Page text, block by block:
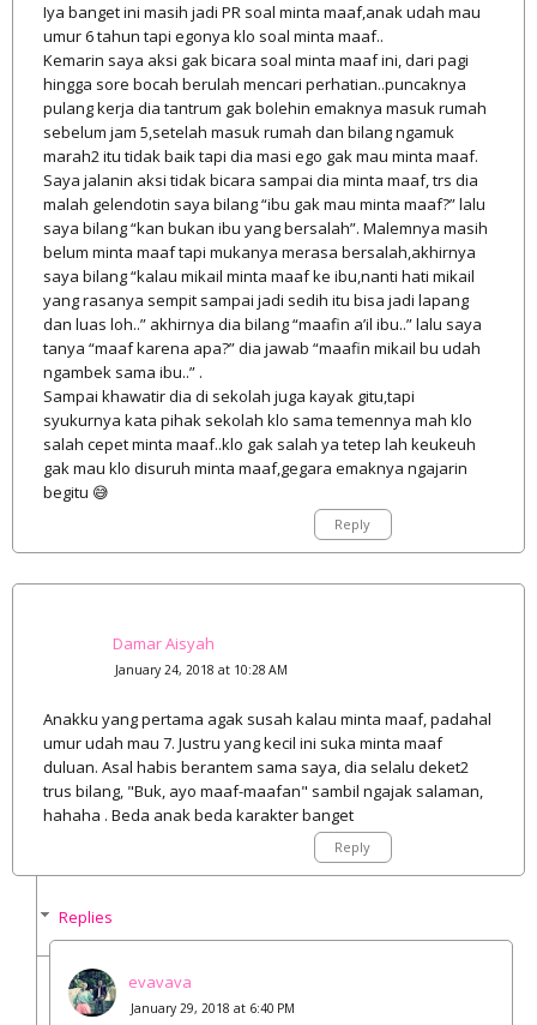
Iya banget ini masih jadi PR soal minta maaf,anak udah mau
umur 6 tahun tapi egonya klo soal minta maaf..
Kemarin saya aksi gak bicara soal minta maaf ini, dari pagi
hingga sore bocah berulah mencari perhatian..puncaknya
pulang kerja dia tantrum gak bolehin emaknya masuk rumah
sebelum jam 5,setelah masuk rumah dan bilang ngamuk
marah2 itu tidak baik tapi dia masi ego gak mau minta maaf.
Saya jalanin aksi tidak bicara sampai dia minta maaf, trs dia
malah gelendotin saya bilang “ibu gak mau minta maaf?” lalu
saya bilang “kan bukan ibu yang bersalah”. Malemnya masih
belum minta maaf tapi mukanya merasa bersalah,akhirnya
saya bilang “kalau mikail minta maaf ke ibu,nanti hati mikail
yang rasanya sempit sampai jadi sedih itu bisa jadi lapang
dan luas loh..” akhirnya dia bilang “maafin a’il ibu..” lalu saya
tanya “maaf karena apa?” dia jawab “maafin mikail bu udah
ngambek sama ibu..” .
Sampai khawatir dia di sekolah juga kayak gitu,tapi
syukurnya kata pihak sekolah klo sama temennya mah klo
salah cepet minta maaf..klo gak salah ya tetep lah keukeuh
gak mau klo disuruh minta maaf,gegara emaknya ngajarin
begitu 😅
Reply
Damar Aisyah
January 24, 2018 at 10:28 AM
Anakku yang pertama agak susah kalau minta maaf, padahal
umur udah mau 7. Justru yang kecil ini suka minta maaf
duluan. Asal habis berantem sama saya, dia selalu deket2
trus bilang, "Buk, ayo maaf-maafan" sambil ngajak salaman,
hahaha . Beda anak beda karakter banget
Reply
Replies
evavava
January 29, 2018 at 6:40 PM